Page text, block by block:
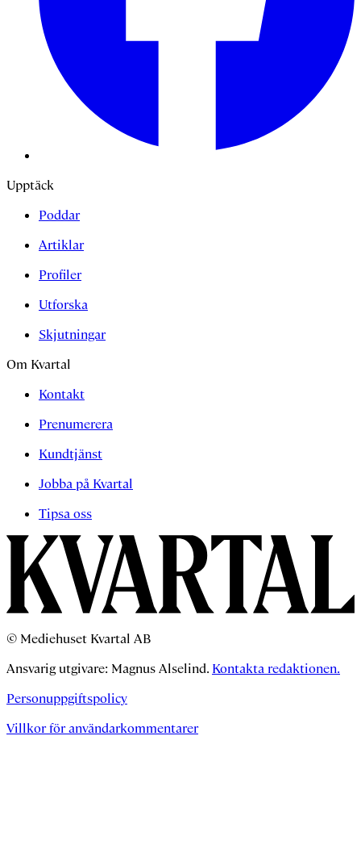
Upptäck
Poddar
Artiklar
Profiler
Utforska
Skjutningar
Om Kvartal
Kontakt
Prenumerera
Kundtjänst
Jobba på Kvartal
Tipsa oss
© Mediehuset Kvartal AB
Ansvarig utgivare: Magnus Alselind. Kontakta redaktionen.
Personuppgiftspolicy
Villkor för användarkommentarer